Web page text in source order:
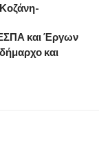
ΕΣΠΑ και Έργων
και